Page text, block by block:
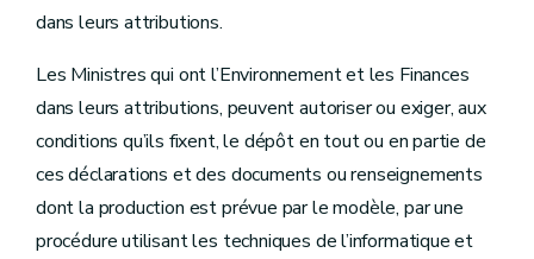
dans leurs attributions.
Les Ministres qui ont l’Environnement et les Finances
dans leurs attributions, peuvent autoriser ou exiger, aux
conditions qu’ils fixent, le dépôt en tout ou en partie de
ces déclarations et des documents ou renseignements
dont la production est prévue par le modèle, par une
procédure utilisant les techniques de l’informatique et